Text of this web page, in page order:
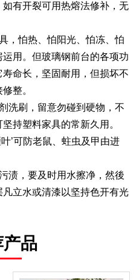
有开裂可用热熔法修补，无
，怕热、怕阳光、怕冻、怕
用。但玻璃钢前台的各项功
命长，坚固耐用，但损坏不
整。
洗刷，留意勿碰到硬物，不
持塑料家具的常新久用。
’可防老鼠、蛀虫及甲由进
渍，要及时用水擦净，然後
立水或清漆以坚持色开有光
品